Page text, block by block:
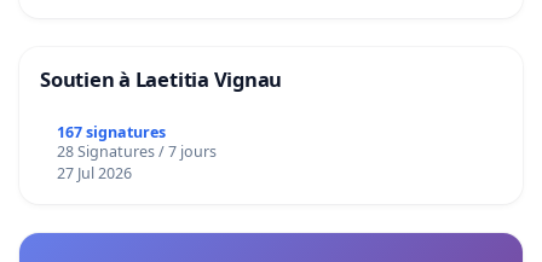
Soutien à Laetitia Vignau
167 signatures
28 Signatures / 7 jours
27 Jul 2026